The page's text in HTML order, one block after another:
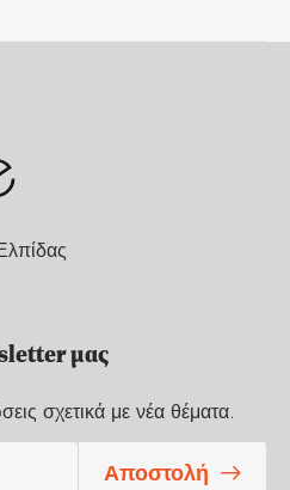
μας
σχετικά με νέα θέματα.
Αποστολή